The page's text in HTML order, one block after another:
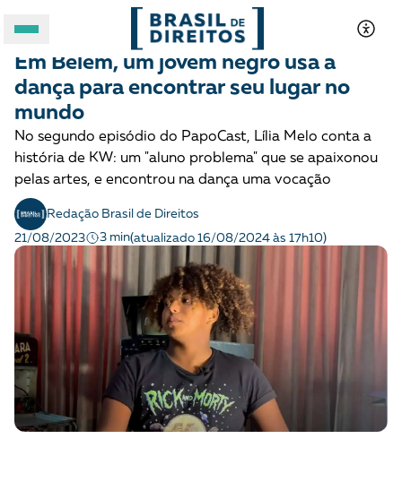
A BRASIL DE DIREITOS
FORMATOS
Apoie a Brasil de Direitos
A [BD] conta as histórias de quem defende
CRIANÇAS E ADOLESCENTES
Podcast
Em Belém, um jovem negro usa a
dança para encontrar seu lugar no
mundo
No segundo episódio do PapoCast, Lília Melo conta a
história de KW: um "aluno problema" que se apaixonou
pelas artes, e encontrou na dança uma vocação
Redação Brasil de Direitos
21/08/2023
3 min(atualizado 16/08/2024 às 17h10)